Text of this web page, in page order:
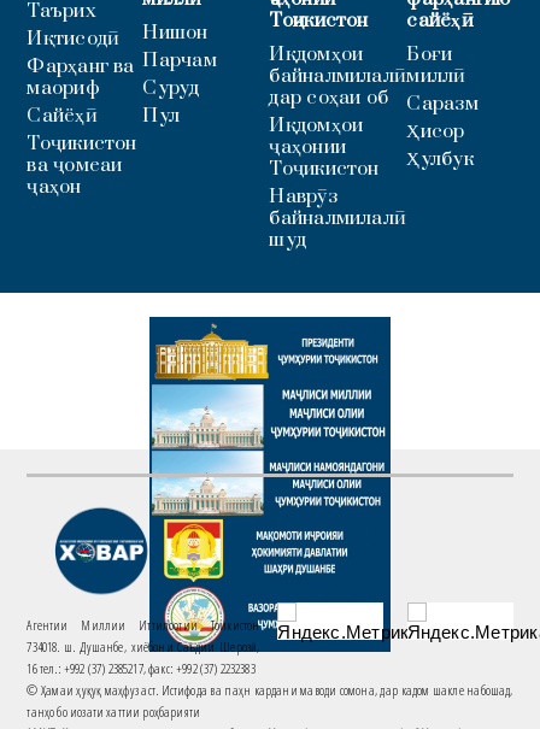
Таърих
Иқтисодӣ
Фарҳанг ва
маориф
Сайёҳӣ
Тоҷикистон
ва ҷомеаи
ҷаҳон
Нишон
Парчам
Суруд
Пул
Тоҷикистон
Иқдомҳои
байналмилалӣ
дар соҳаи об
Иқдомҳои
ҷаҳонии
Тоҷикистон
Наврӯз
байналмилалӣ
шуд
сайёҳӣ
Боғи
миллӣ
Саразм
Ҳисор
Ҳулбук
Агентии Миллии Иттилоотии Тоҷикистон
734018. ш. Душанбе, хиёбони Саъдии Шерозӣ,
16 тел.: +992 (37) 2385217, факс: +992 (37) 2232383
© Ҳамаи ҳуқуқ маҳфуз аст. Истифода ва паҳн кардани маводи сомона, дар кадом шакле набошад,
танҳо бо иҷозати хаттии роҳбарияти